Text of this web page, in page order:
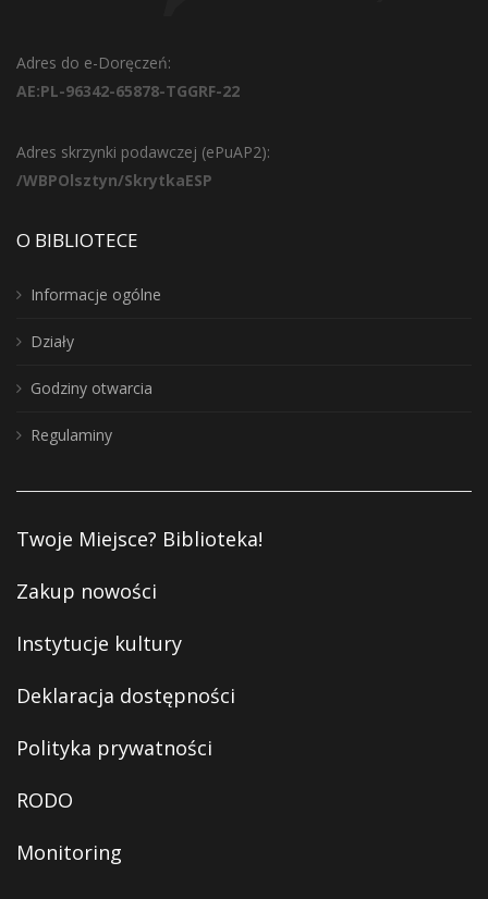
Adres do e-Doręczeń:
AE:PL-96342-65878-TGGRF-22
Adres skrzynki podawczej (ePuAP2):
/WBPOlsztyn/SkrytkaESP
O BIBLIOTECE
Informacje ogólne
Działy
Godziny otwarcia
Regulaminy
Twoje Miejsce? Biblioteka!
Zakup nowości
Instytucje kultury
Deklaracja dostępności
Polityka prywatności
RODO
Monitoring